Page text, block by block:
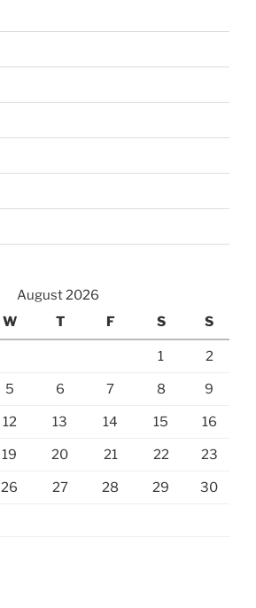
August 2026
W T F S S
1 2
5 6 7 8 9
12 13 14 15 16
19 20 21 22 23
26 27 28 29 30